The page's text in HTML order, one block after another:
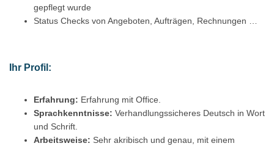
gepflegt wurde
Status Checks von Angeboten, Aufträgen, Rechnungen …
Ihr Profil:
Erfahrung: Erfahrung mit Office.
Sprachkenntnisse: Verhandlungssicheres Deutsch in Wort
und Schrift.
Arbeitsweise: Sehr akribisch und genau, mit einem